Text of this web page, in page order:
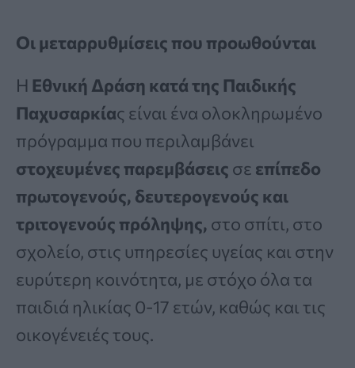
Οι μεταρρυθμίσεις που προωθούνται
Η Εθνική Δράση κατά της Παιδικής
Παχυσαρκίας είναι ένα ολοκληρωμένο
πρόγραμμα που περιλαμβάνει
στοχευμένες παρεμβάσεις σε επίπεδο
πρωτογενούς, δευτερογενούς και
τριτογενούς πρόληψης, στο σπίτι, στο
σχολείο, στις υπηρεσίες υγείας και στην
ευρύτερη κοινότητα, με στόχο όλα τα
παιδιά ηλικίας 0-17 ετών, καθώς και τις
οικογένειές τους.